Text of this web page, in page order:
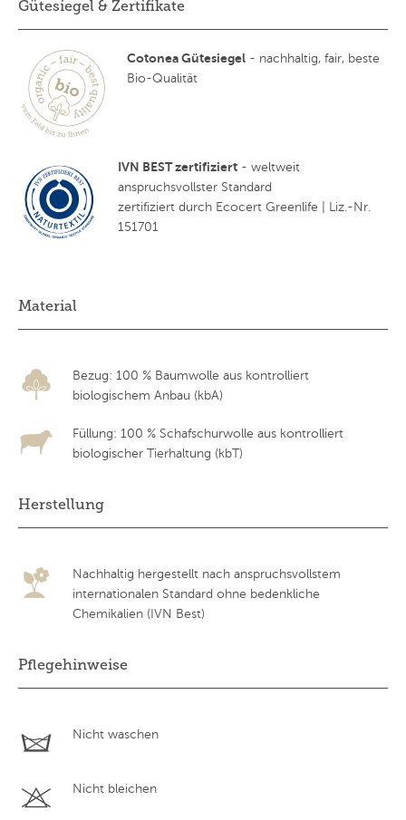
Gütesiegel & Zertifikate
Cotonea Gütesiegel - nachhaltig, fair, beste
Bio-Qualität
IVN BEST zertifiziert - weltweit
anspruchsvollster Standard
zertifiziert durch Ecocert Greenlife | Liz.-Nr.
151701
Material
Bezug: 100 % Baumwolle aus kontrolliert
biologischem Anbau (kbA)
Füllung: 100 % Schafschurwolle aus kontrolliert
biologischer Tierhaltung (kbT)
Herstellung
Nachhaltig hergestellt nach anspruchsvollstem
internationalen Standard ohne bedenkliche
Chemikalien (IVN Best)
Pflegehinweise
Nicht waschen
Nicht bleichen